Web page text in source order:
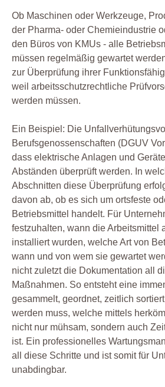
Ob Maschinen oder Werkzeuge,
der Pharma- oder Chemieindustrie
den Büros von KMUs - alle
müssen regelmäßig gewartet
zur Überprüfung ihrer
weil arbeitsschutzrechtliche
werden müssen.
Ein Beispiel: Die
Berufsgenossenschaften (DGUV
dass elektrische Anlagen und
Abständen überprüft werden. In
Abschnitten diese Überprüfung
davon ab, ob es sich um ortsfeste
Betriebsmittel handelt. Für
festzuhalten, wann die Arbeitsmittel
installiert wurden, welche Art von
wann und von wem sie gewartet
nicht zuletzt die Dokumentation all
Maßnahmen. So entsteht eine
gesammelt, geordnet, zeitlich
werden muss, welche mittels
nicht nur mühsam, sondern auch
ist. Ein professionelles
all diese Schritte und ist somit für
unabdingbar.